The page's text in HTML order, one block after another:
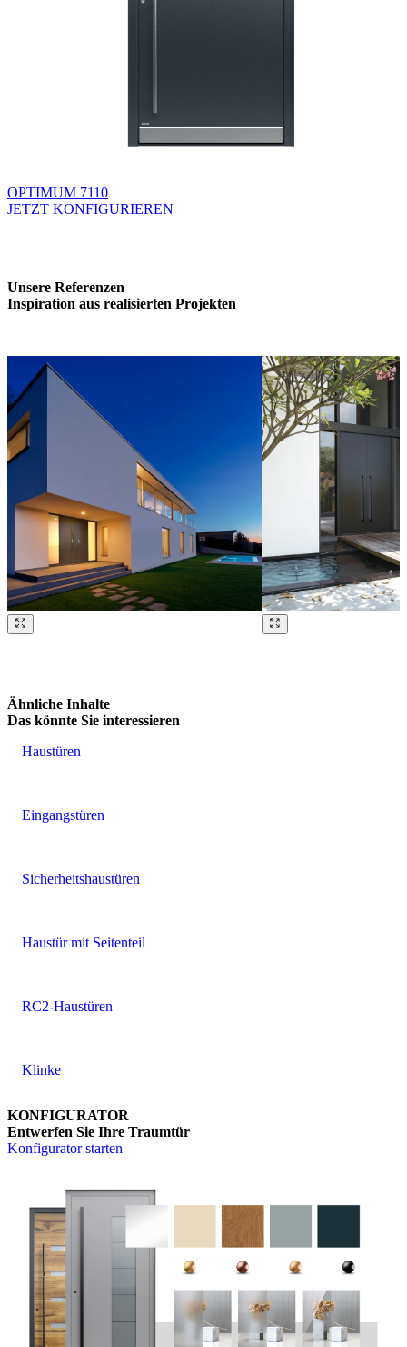
OPTIMUM 7110
JETZT KONFIGURIEREN
Unsere Referenzen
Inspiration aus realisierten Projekten
Ähnliche Inhalte
Das könnte Sie interessieren
Haustüren
Eingangstüren
Sicherheitshaustüren
Haustür mit Seitenteil
RC2-Haustüren
Klinke
KONFIGURATOR
Entwerfen Sie Ihre Traumtür
Konfigurator starten